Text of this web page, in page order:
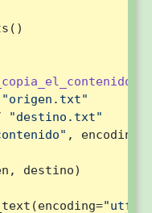
"origen.txt"
"destino.txt"
, encoding=
destino)
"utf-